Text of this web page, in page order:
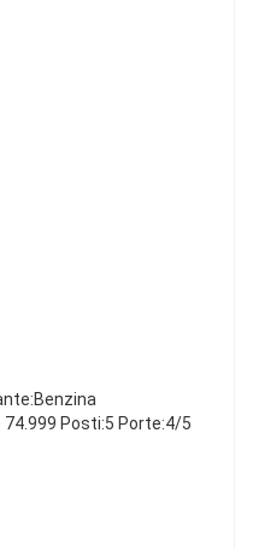
Posti:5 Porte:4/5